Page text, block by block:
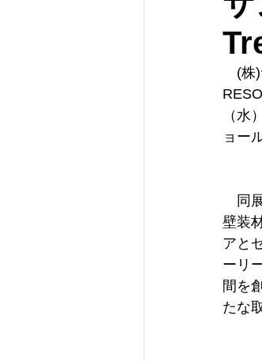
(株)
（水
ョー
同
壁装
アと
ーリ
間を
たな